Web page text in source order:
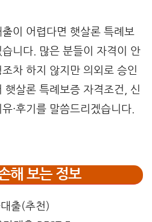
이 어렵다면 햇살론 특례보
니다. 많은 분들이 자격이 안
차 하지 않지만 의외로 승인
햇살론 특례보증 자격조건, 신
·후기를 말씀드리겠습니다.
해 보는 정보